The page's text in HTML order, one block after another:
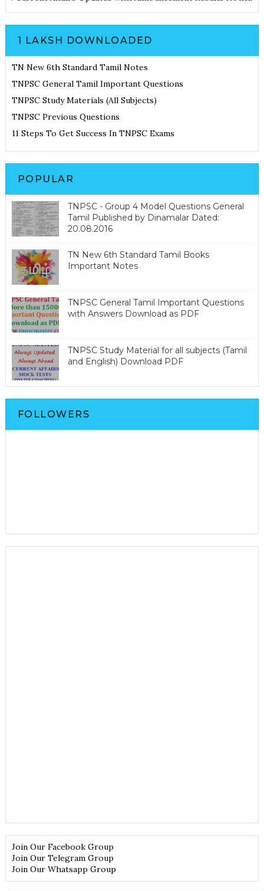
1 LAKSH DOWNLOADED
TN New 6th Standard Tamil Notes
TNPSC General Tamil Important Questions
TNPSC Study Materials (All Subjects)
TNPSC Previous Questions
11 Steps To Get Success In TNPSC Exams
POPULAR
TNPSC - Group 4 Model Questions General
Tamil Published by Dinamalar Dated:
20.08.2016
TN New 6th Standard Tamil Books
Important Notes
TNPSC General Tamil Important Questions
with Answers Download as PDF
TNPSC Study Material for all subjects (Tamil
and English) Download PDF
FOLLOWERS
Join Our Facebook Group
Join Our Telegram Group
Join Our Whatsapp Group